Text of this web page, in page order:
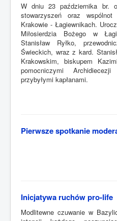
W dniu 23 października br.
stowarzyszeń oraz
Krakowie - Łagiewnikach.
Miłosierdzia Bożego w
Stanisław Ryłko,
Świeckich, wraz z kard.
Krakowskim, biskupem
pomocniczymi
przybyłymi kapłanami.
Pierwsze spotkanie
Inicjatywa ruchów pro-life
Modlitewne czuwanie w